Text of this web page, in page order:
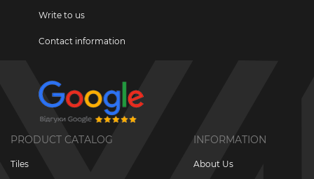
Write to us
Contact information
PRODUCT CATALOG
Tiles
INFORMATION
About Us